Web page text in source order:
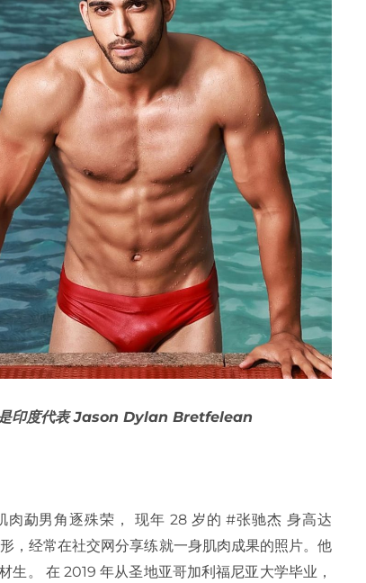
是印度代表 Jason Dylan Bretfelean
肉勐男角逐殊荣， 现年 28 岁的 #张驰杰 身高达
，经常在社交网分享练就一身肌肉成果的照片。他
。 在 2019 年从圣地亚哥加利福尼亚大学毕业，